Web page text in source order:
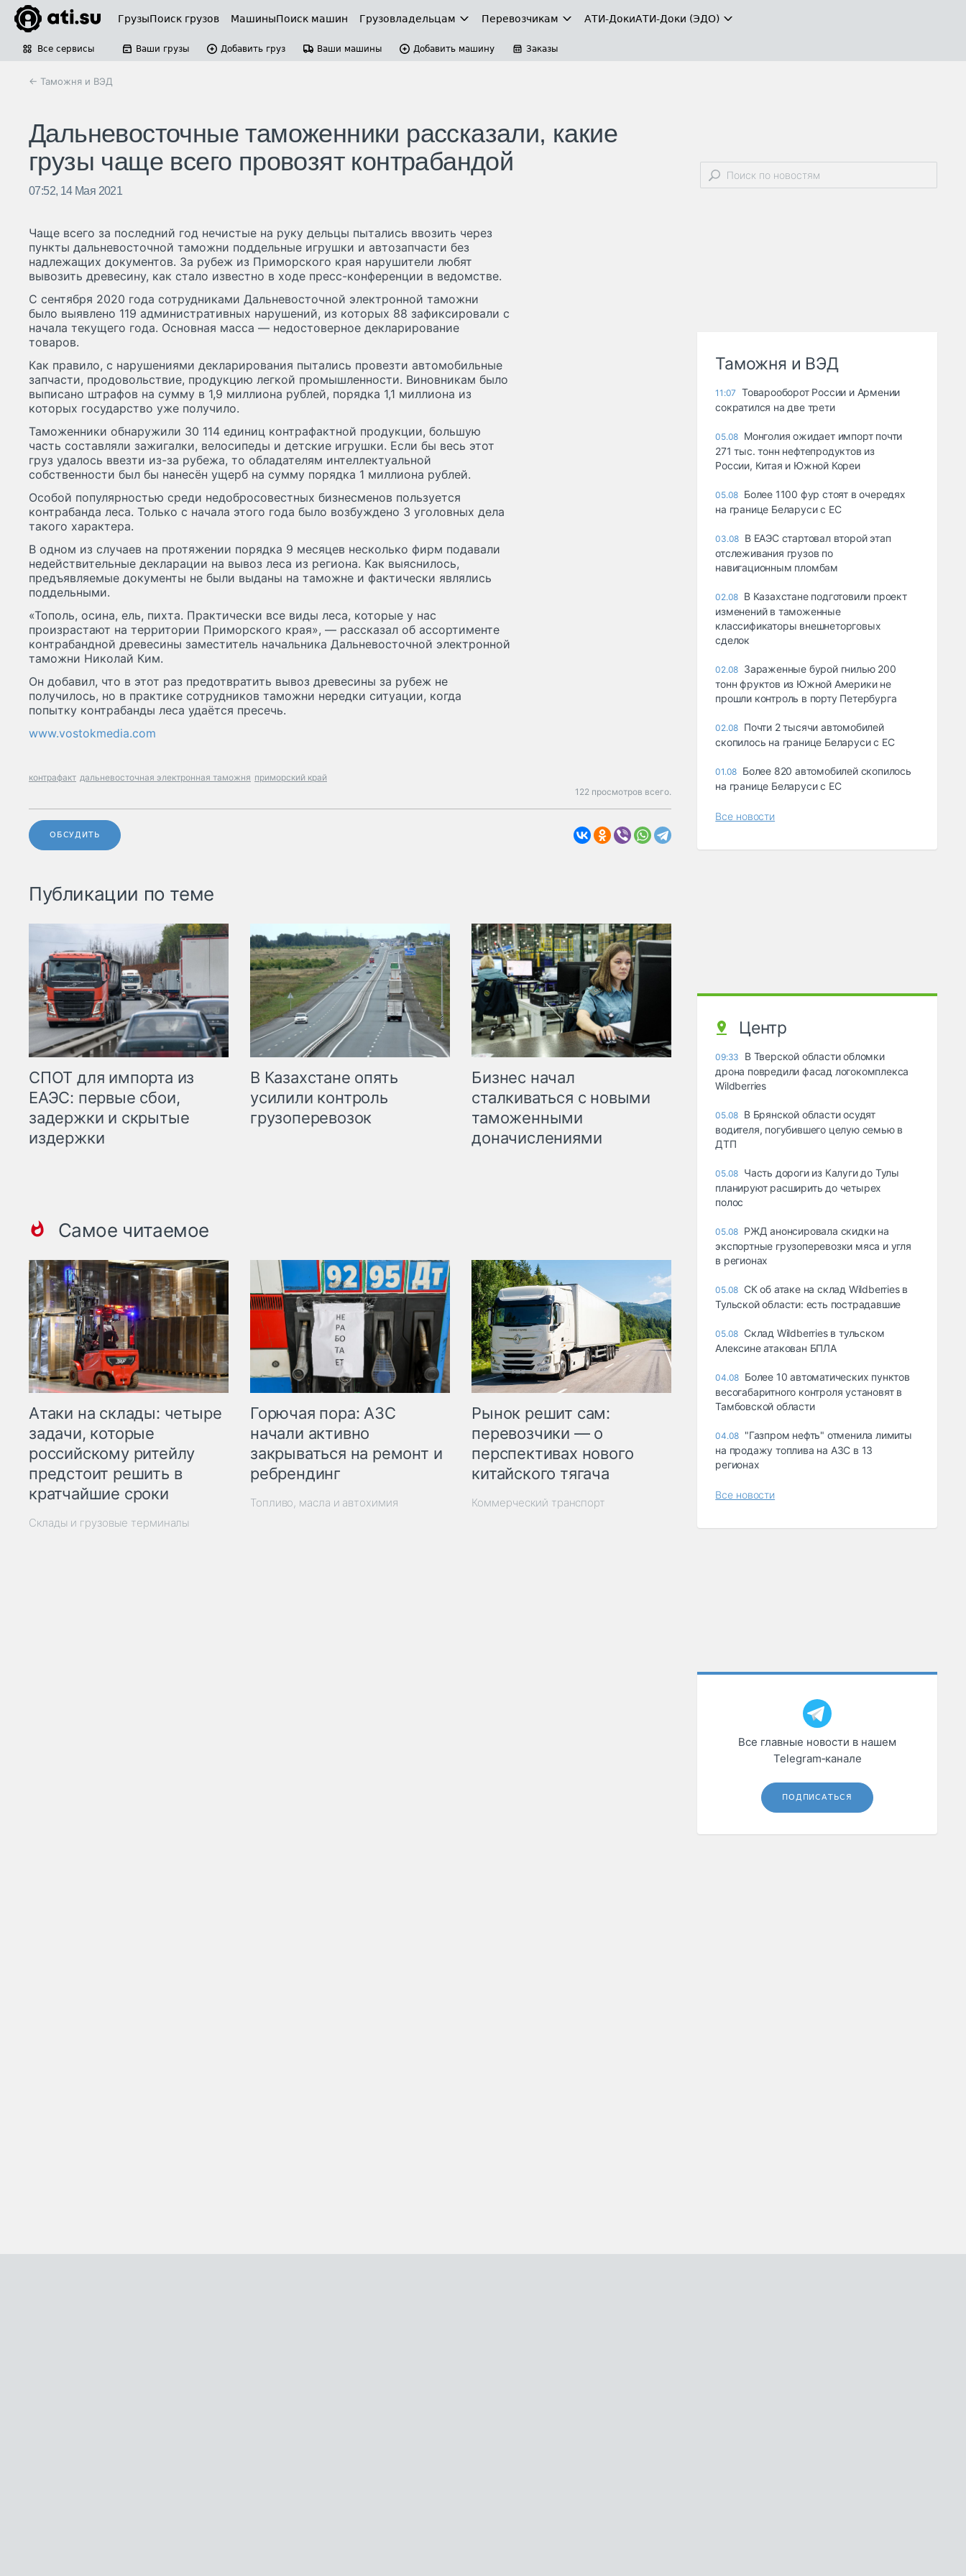
ГрузыПоиск грузов МашиныПоиск машин Грузовладельцам Перевозчикам АТИ-ДокиАТИ-Доки (ЭДО)
Все сервисы Ваши грузы Добавить груз Ваши машины Добавить машину Заказы
← Таможня и ВЭД
Дальневосточные таможенники рассказали, какие
грузы чаще всего провозят контрабандой
07:52, 14 Мая 2021
Чаще всего за последний год нечистые на руку дельцы пытались ввозить через
пункты дальневосточной таможни поддельные игрушки и автозапчасти без
надлежащих документов. За рубеж из Приморского края нарушители любят
вывозить древесину, как стало известно в ходе пресс-конференции в ведомстве.
С сентября 2020 года сотрудниками Дальневосточной электронной таможни
было выявлено 119 административных нарушений, из которых 88 зафиксировали с
начала текущего года. Основная масса — недостоверное декларирование
товаров.
Как правило, с нарушениями декларирования пытались провезти автомобильные
запчасти, продовольствие, продукцию легкой промышленности. Виновникам было
выписано штрафов на сумму в 1,9 миллиона рублей, порядка 1,1 миллиона из
которых государство уже получило.
Таможенники обнаружили 30 114 единиц контрафактной продукции, большую
часть составляли зажигалки, велосипеды и детские игрушки. Если бы весь этот
груз удалось ввезти из-за рубежа, то обладателям интеллектуальной
собственности был бы нанесён ущерб на сумму порядка 1 миллиона рублей.
Особой популярностью среди недобросовестных бизнесменов пользуется
контрабанда леса. Только с начала этого года было возбуждено 3 уголовных дела
такого характера.
В одном из случаев на протяжении порядка 9 месяцев несколько фирм подавали
недействительные декларации на вывоз леса из региона. Как выяснилось,
предъявляемые документы не были выданы на таможне и фактически являлись
поддельными.
«Тополь, осина, ель, пихта. Практически все виды леса, которые у нас
произрастают на территории Приморского края», — рассказал об ассортименте
контрабандной древесины заместитель начальника Дальневосточной электронной
таможни Николай Ким.
Он добавил, что в этот раз предотвратить вывоз древесины за рубеж не
получилось, но в практике сотрудников таможни нередки ситуации, когда
попытку контрабанды леса удаётся пресечь.
www.vostokmedia.com
контрафакт дальневосточная электронная таможня приморский край
122 просмотров всего.
ОБСУДИТЬ
Публикации по теме
СПОТ для импорта из
ЕАЭС: первые сбои,
задержки и скрытые
издержки
В Казахстане опять
усилили контроль
грузоперевозок
Бизнес начал
сталкиваться с новыми
таможенными
доначислениями
Самое читаемое
Атаки на склады: четыре
задачи, которые
российскому ритейлу
предстоит решить в
кратчайшие сроки
Склады и грузовые терминалы
Горючая пора: АЗС
начали активно
закрываться на ремонт и
ребрендинг
Топливо, масла и автохимия
Рынок решит сам:
перевозчики — о
перспективах нового
китайского тягача
Коммерческий транспорт
Таможня и ВЭД
11:07
Товарооборот России и Армении
сократился на две трети
05.08 Монголия ожидает импорт почти
271 тыс. тонн нефтепродуктов из
России, Китая и Южной Кореи
05.08 Более 1100 фур стоят в очередях
на границе Беларуси с ЕС
03.08 В ЕАЭС стартовал второй этап
отслеживания грузов по
навигационным пломбам
02.08 В Казахстане подготовили проект
изменений в таможенные
классификаторы внешнеторговых
сделок
02.08 Зараженные бурой гнилью 200
тонн фруктов из Южной Америки не
прошли контроль в порту Петербурга
02.08 Почти 2 тысячи автомобилей
скопилось на границе Беларуси с ЕС
01.08 Более 820 автомобилей скопилось
на границе Беларуси с ЕС
Все новости
Центр
09:33
В Тверской области обломки
дрона повредили фасад логокомплекса
Wildberries
05.08 В Брянской области осудят
водителя, погубившего целую семью в
ДТП
05.08 Часть дороги из Калуги до Тулы
планируют расширить до четырех
полос
05.08 РЖД анонсировала скидки на
экспортные грузоперевозки мяса и угля
в регионах
05.08 СК об атаке на склад Wildberries в
Тульской области: есть пострадавшие
05.08 Склад Wildberries в тульском
Алексине атакован БПЛА
04.08 Более 10 автоматических пунктов
весогабаритного контроля установят в
Тамбовской области
04.08 "Газпром нефть" отменила лимиты
на продажу топлива на АЗС в 13
регионах
Все новости
Все главные новости в нашем
Telegram‑канале
ПОДПИСАТЬСЯ